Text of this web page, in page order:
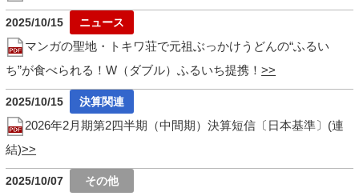
2025/10/15
マンガの聖地・トキワ荘で元祖ぶっかけうどんの“ふるい
ち”が食べられる！W（ダブル）ふるいち提携！
2025/10/15
2026年2月期第2四半期（中間期）決算短信〔日本基準〕(連
結)
2025/10/07